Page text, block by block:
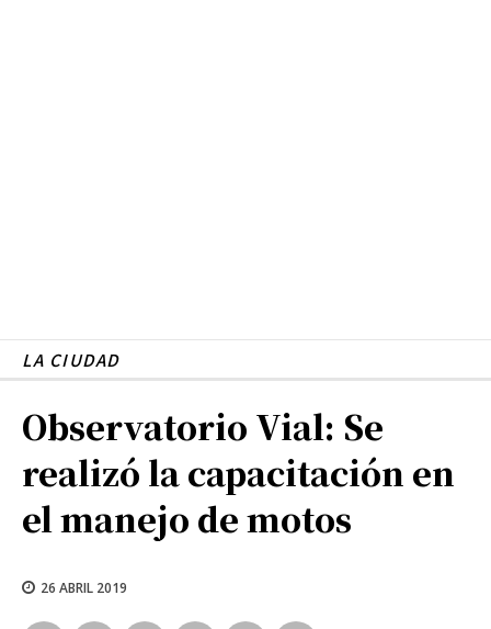
LA CIUDAD
Observatorio Vial: Se
realizó la capacitación en
el manejo de motos
26 ABRIL 2019